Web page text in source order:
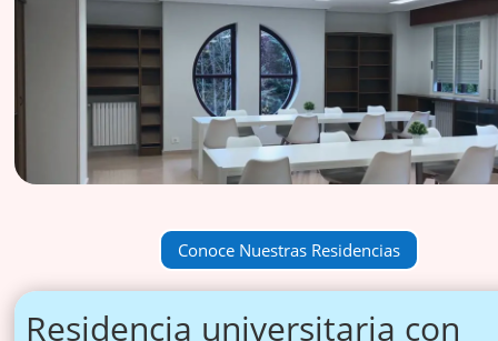
Conoce Nuestras Residencias
Residencia universitaria con